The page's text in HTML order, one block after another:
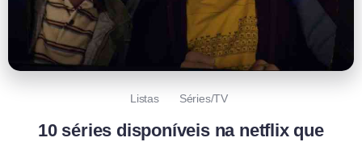
Listas Séries/TV
10 séries disponíveis na netflix que